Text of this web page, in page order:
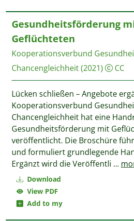
Download
View PDF
Add to my
Gesundheitsförderung
Geflüchteten
Kooperationsverbund
Chancengleichheit(2021) CC
Lücken schließen – Angebote
Kooperationsverbund
Chancengleichheit hat eine
Gesundheitsförderung mit
veröffentlicht. Die Broschüre
und formuliert grundlegende
Ergänzt wird die Veröffentli ...